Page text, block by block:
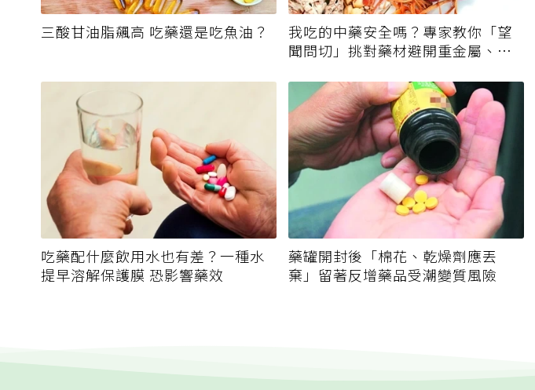
三酸甘油脂飆高 吃藥還是吃魚油？
我吃的中藥安全嗎？專家教你「望
聞問切」挑對藥材避開重金屬、發
吃藥配什麼飲用水也有差？一種水
提早溶解保護膜 恐影響藥效
藥罐開封後「棉花、乾燥劑應丟
棄」留著反增藥品受潮變質風險